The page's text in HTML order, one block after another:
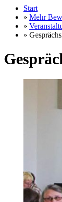
Start
» Mehr
»
»